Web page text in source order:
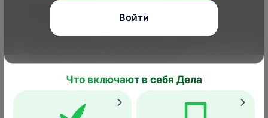
Каким растениям вредит
Личинки живут в основном на березе,
дикорастущих представителях Розовых
(ежевика, малина и др.).
Войти
Что включают в себя Дела